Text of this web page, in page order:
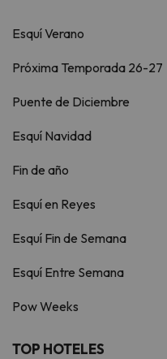
Esquí Verano
Próxima Temporada 26-27
Puente de Diciembre
Esquí Navidad
Fin de año
Esquí en Reyes
Esquí Fin de Semana
Esquí Entre Semana
Pow Weeks
TOP HOTELES